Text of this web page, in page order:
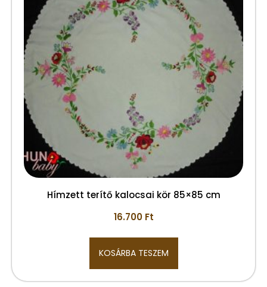
Hímzett terítő kalocsai kör 85×85 cm
16.700 Ft
KOSÁRBA TESZEM